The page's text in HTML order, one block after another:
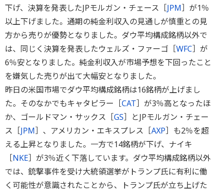
下げ、決算を発表したJPモルガン・チェース［JPM］が1％
以上下げました。通期の純金利収入の見通しが慎重との見
方から売りが優勢となりました。ダウ平均構成銘柄以外で
は、同じく決算を発表したウェルズ・ファーゴ［WFC］が
6％安となりました。純金利収入が市場予想を下回ったこと
を嫌気した売りが出て大幅安となりました。
昨日の米国市場でダウ平均構成銘柄は16銘柄が上げまし
た。そのなかでもキャタピラー［CAT］が3％高となったほ
か、ゴールドマン・サックス［GS］とJPモルガン・チェー
ス［JPM］、アメリカン・エキスプレス［AXP］も2％を超
える上昇となりました。一方で14銘柄が下げ、ナイキ
［NKE］が3％近く下落しています。ダウ平均構成銘柄以外
では、銃撃事件を受け大統領選挙がトランプ氏に有利に働
く可能性が意識されたことから、トランプ氏が立ち上げた